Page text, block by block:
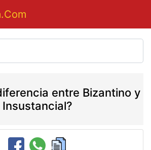
entre Bizantino y
Insustancial?